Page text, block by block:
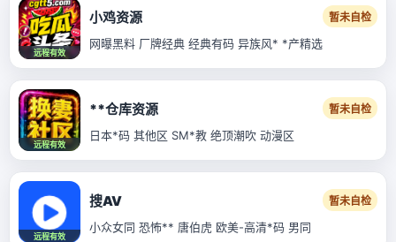
远程有效
小鸡资源 暂未自检
网曝黑料 厂牌经典 经典有码 异族风* *产精选
远程有效
**仓库资源 暂未自检
日本*码 其他区 SM*教 绝顶潮吹 动漫区
远程有效
搜AV 暂未自检
小众女同 恐怖** 唐伯虎 欧美-高清*码 男同